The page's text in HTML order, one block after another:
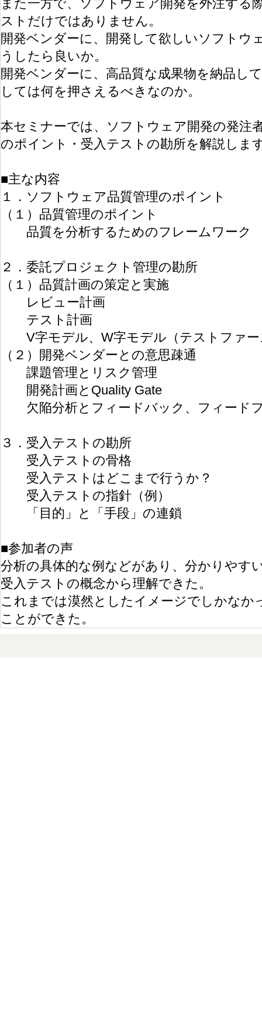
また一方で、ソフトウェア開発を外注する
ストだけではありません。
開発ベンダーに、開発して欲しいソフトウ
うしたら良いか。
開発ベンダーに、高品質な成果物を納品し
しては何を押さえるべきなのか。
本セミナーでは、ソフトウェア開発の発注
のポイント・受入テストの勘所を解説しま
■主な内容
１．ソフトウェア品質管理のポイント
（１）品質管理のポイント
品質を分析するためのフレームワーク
２．委託プロジェクト管理の勘所
（１）品質計画の策定と実施
レビュー計画
テスト計画
V字モデル、W字モデル（テストファー
（２）開発ベンダーとの意思疎通
課題管理とリスク管理
開発計画とQuality Gate
欠陥分析とフィードバック、フィード
３．受入テストの勘所
受入テストの骨格
受入テストはどこまで行うか？
受入テストの指針（例）
「目的」と「手段」の連鎖
■参加者の声
分析の具体的な例などがあり、分かりやす
受入テストの概念から理解できた。
これまでは漠然としたイメージでしかなか
ことができた。